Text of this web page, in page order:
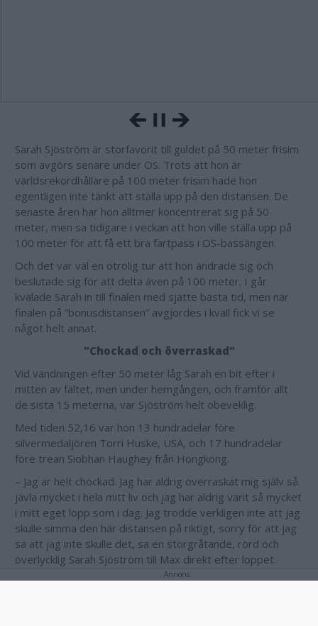
Sarah Sjöström är storfavorit till guldet på 50 meter frisim
som avgörs senare under OS. Trots att hon är
världsrekordhållare på 100 meter frisim hade hon
egentligen inte tänkt att ställa upp på den distansen. De
senaste åren har hon alltmer koncentrerat sig på 50
meter, men sa tidigare i veckan att hon ville ställa upp på
100 meter för att få ett bra fartpass i OS-bassängen.
Och det var väl en otrolig tur att hon ändrade sig och
beslutade sig för att delta även på 100 meter. I går
kvalade Sarah in till finalen med sjätte bästa tid, men när
finalen på ”bonusdistansen” avgjordes i kväll fick vi se
något helt annat.
"Chockad och överraskad"
Vid vändningen efter 50 meter låg Sarah en bit efter i
mitten av fältet, men under hemgången, och framför allt
de sista 15 meterna, var Sjöström helt obeveklig.
Med tiden 52,16 var hon 13 hundradelar före
silvermedaljören Torri Huske, USA, och 17 hundradelar
före trean Siobhan Haughey från Hongkong.
– Jag är helt chockad. Jag har aldrig överraskat mig själv så
jävla mycket i hela mitt liv och jag har aldrig varit så mycket
i mitt eget lopp som i dag. Jag trodde verkligen inte att jag
skulle simma den här distansen på riktigt, sorry för att jag
sa att jag inte skulle det, sa en storgråtande, rörd och
överlycklig Sarah Sjöström till Max direkt efter loppet.
Sedan tidigare har Sarah Sjöström fyra OS-medaljer
Annons: